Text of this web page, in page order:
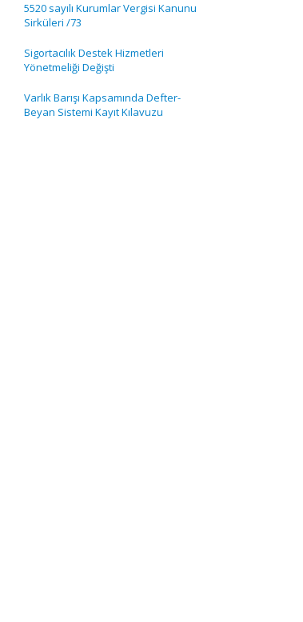
5520 sayılı Kurumlar Vergisi Kanunu
Sirküleri /73
Sigortacılık Destek Hizmetleri
Yönetmeliği Değişti
Varlık Barışı Kapsamında Defter-
Beyan Sistemi Kayıt Kılavuzu